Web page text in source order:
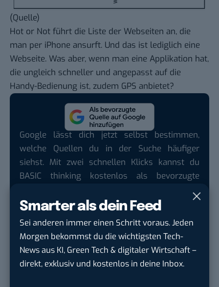
Smarter als dein Feed
Sei anderen immer einen Schritt voraus. Jeden
Morgen bekommst du die wichtigsten Tech-
News aus KI, Green Tech & digitaler Wirtschaft –
direkt, exklusiv und kostenlos in deine Inbox.
(Quelle)
Hot or Not führt die Liste der Webseiten an, die
man per iPhone ansurft. Und das ist lediglich eine
Webseite. Was aber, wenn man eine Applikation hat,
die ungleich schneller und angepasst auf die
Handy-Bedienung ist, zudem GPS anbietet?
Google lässt dich jetzt selbst bestimmen,
welche Quellen du in der Suche häufiger
siehst. Mit zwei schnellen Klicks kannst du
BASIC thinking kostenlos als bevorzugte
Quelle hinzufügen und damit unabhängigen
Tech-Journalismus unterstützen. Vielen Dank!
Hier basicthinking.de hinzufügen
Mal schauen, was nun Vodafone, AT&T und andere
Carrier machen werden. Zuschauen? Glaube kaum.